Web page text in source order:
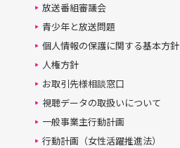
放送番組審議会
青少年と放送問題
個人情報の保護に関する基本方針
人権方針
お取引先様相談窓口
視聴データの取扱いについて
一般事業主行動計画
行動計画（女性活躍推進法）